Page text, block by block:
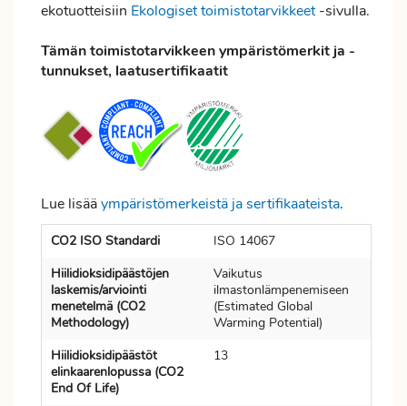
ekotuotteisiin Ekologiset toimistotarvikkeet-sivulla.
Tämän toimistotarvikkeen ympäristömerkit ja -
tunnukset, laatusertifikaatit
Lue lisääympäristömerkeistä ja sertifikaateista.
CO2 ISO Standardi
ISO 14067
Hiilidioksidipäästöjen
laskemis/arviointi
menetelmä (CO2
Methodology)
Vaikutus
ilmastonlämpenemiseen
(Estimated Global
Warming Potential)
Hiilidioksidipäästöt
elinkaarenlopussa (CO2
End Of Life)
13